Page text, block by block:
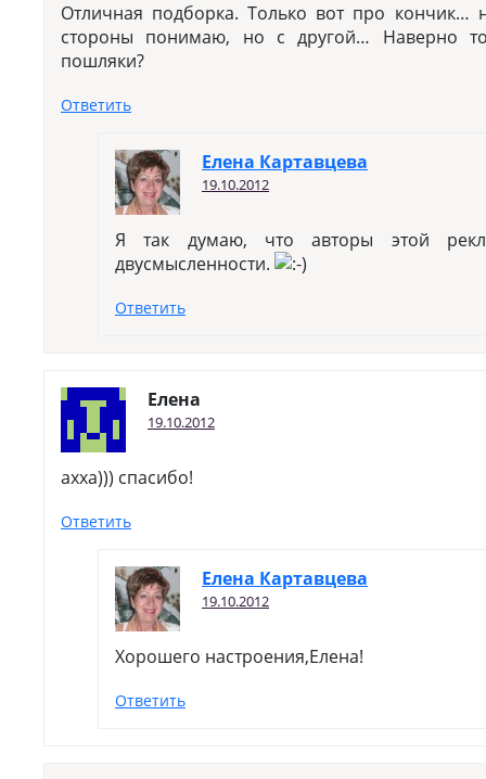
Отличная подборка. Только вот про кончик…
стороны понимаю, но с другой… Наверно
пошляки?
Ответить
Елена Картавцева
19.10.2012
Я так думаю, что авторы этой
двусмысленности.
Ответить
Елена
19.10.2012
ахха))) спасибо!
Ответить
Елена Картавцева
19.10.2012
Хорошего настроения,Елена!
Ответить